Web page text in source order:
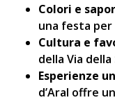
Colori e
una festa per
Cultura e
della Via
Esperienze
d’Aral offre